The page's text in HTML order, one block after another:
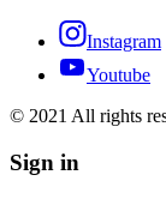
Instagram
Youtube
© 2021 All rights
Sign in